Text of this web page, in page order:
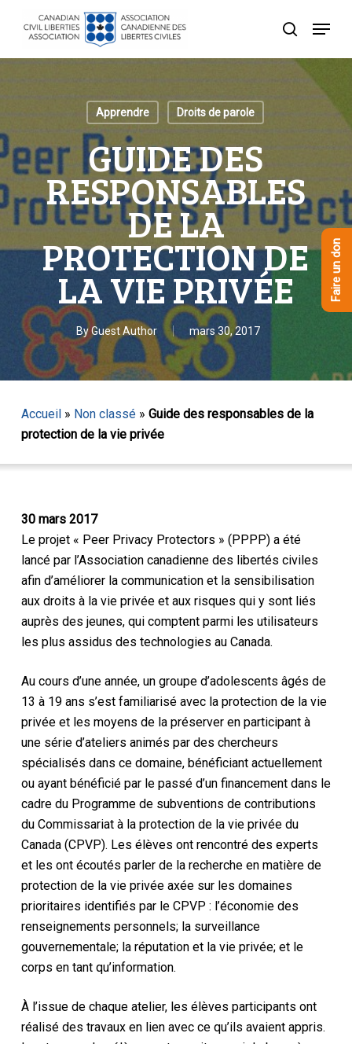
recherche
Menu
Apprendre Droits de parole
GUIDE DES
RESPONSABLES
DE LA
PROTECTION DE
LA VIE PRIVÉE
ByGuest Author mars 30, 2017
Accueil» Non classé» Guide des responsables de la
protection de la vie privée
30 mars 2017
Le projet « Peer Privacy Protectors » (PPPP) a été
lancé par l’Association canadienne des libertés civiles
afin d’améliorer la communication et la sensibilisation
aux droits à la vie privée et aux risques qui y sont liés
auprès des jeunes, qui comptent parmi les utilisateurs
les plus assidus des technologies au Canada.
Au cours d’une année, un groupe d’adolescents âgés de
13 à 19 ans s’est familiarisé avec la protection de la vie
privée et les moyens de la préserver en participant à
une série d’ateliers animés par des chercheurs
spécialisés dans ce domaine, bénéficiant actuellement
ou ayant bénéficié par le passé d’un financement dans le
cadre du Programme de subventions de contributions
du Commissariat à la protection de la vie privée du
Canada (CPVP). Les élèves ont rencontré des experts
et les ont écoutés parler de la recherche en matière de
protection de la vie privée axée sur les domaines
prioritaires identifiés par le CPVP : l’économie des
renseignements personnels; la surveillance
gouvernementale; la réputation et la vie privée; et le
corps en tant qu’information.
À l’issue de chaque atelier, les élèves participants ont
réalisé des travaux en lien avec ce qu’ils avaient appris.
Faire un don